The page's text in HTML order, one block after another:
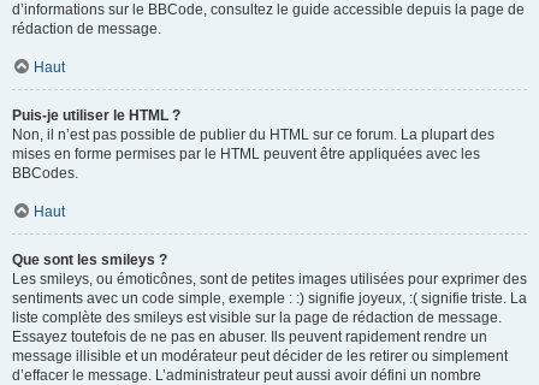
d’informations sur le BBCode, consultez le guide accessible depuis la page de
rédaction de message.
Haut
Puis-je utiliser le HTML ?
Non, il n’est pas possible de publier du HTML sur ce forum. La plupart des
mises en forme permises par le HTML peuvent être appliquées avec les
BBCodes.
Haut
Que sont les smileys ?
Les smileys, ou émoticônes, sont de petites images utilisées pour exprimer des
sentiments avec un code simple, exemple : :) signifie joyeux, :( signifie triste. La
liste complète des smileys est visible sur la page de rédaction de message.
Essayez toutefois de ne pas en abuser. Ils peuvent rapidement rendre un
message illisible et un modérateur peut décider de les retirer ou simplement
d’effacer le message. L’administrateur peut aussi avoir défini un nombre